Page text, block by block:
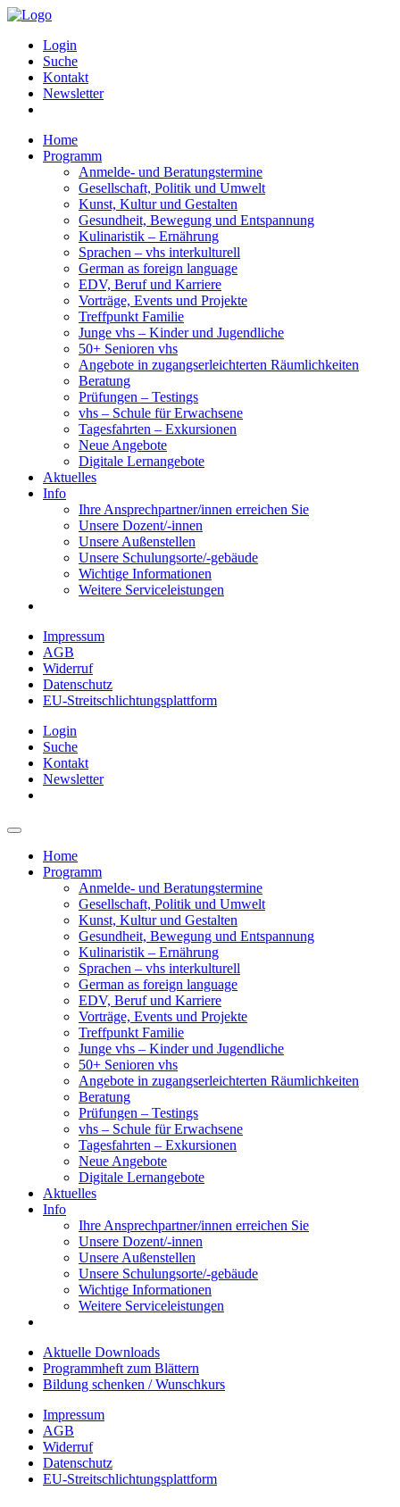
Login
Suche
Kontakt
Newsletter
Home
Programm
Anmelde- und Beratungstermine
Gesellschaft, Politik und Umwelt
Kunst, Kultur und Gestalten
Gesundheit, Bewegung und Entspannung
Kulinaristik – Ernährung
Sprachen – vhs interkulturell
German as foreign language
EDV, Beruf und Karriere
Vorträge, Events und Projekte
Treffpunkt Familie
Junge vhs – Kinder und Jugendliche
50+ Senioren vhs
Angebote in zugangserleichterten Räumlichkeiten
Beratung
Prüfungen – Testings
vhs – Schule für Erwachsene
Tagesfahrten – Exkursionen
Neue Angebote
Digitale Lernangebote
Aktuelles
Info
Ihre Ansprechpartner/innen erreichen Sie
Unsere Dozent/-innen
Unsere Außenstellen
Unsere Schulungsorte/-gebäude
Wichtige Informationen
Weitere Serviceleistungen
Impressum
AGB
Widerruf
Datenschutz
EU-Streitschlichtungsplattform
Login
Suche
Kontakt
Newsletter
Home
Programm
Anmelde- und Beratungstermine
Gesellschaft, Politik und Umwelt
Kunst, Kultur und Gestalten
Gesundheit, Bewegung und Entspannung
Kulinaristik – Ernährung
Sprachen – vhs interkulturell
German as foreign language
EDV, Beruf und Karriere
Vorträge, Events und Projekte
Treffpunkt Familie
Junge vhs – Kinder und Jugendliche
50+ Senioren vhs
Angebote in zugangserleichterten Räumlichkeiten
Beratung
Prüfungen – Testings
vhs – Schule für Erwachsene
Tagesfahrten – Exkursionen
Neue Angebote
Digitale Lernangebote
Aktuelles
Info
Ihre Ansprechpartner/innen erreichen Sie
Unsere Dozent/-innen
Unsere Außenstellen
Unsere Schulungsorte/-gebäude
Wichtige Informationen
Weitere Serviceleistungen
Aktuelle Downloads
Programmheft zum Blättern
Bildung schenken / Wunschkurs
Impressum
AGB
Widerruf
Datenschutz
EU-Streitschlichtungsplattform